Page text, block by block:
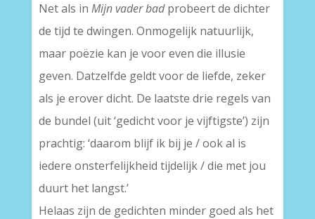
Net als in Mijn vader badprobeert de dichter
de tijd te dwingen. Onmogelijk natuurlijk,
maar poëzie kan je voor even die illusie
geven. Datzelfde geldt voor de liefde, zeker
als je erover dicht. De laatste drie regels van
de bundel (uit ‘gedicht voor je vijftigste’) zijn
prachtig: ‘daarom blijf ik bij je / ook al is
iedere onsterfelijkheid tijdelijk / die met jou
duurt het langst.’
Helaas zijn de gedichten minder goed als het